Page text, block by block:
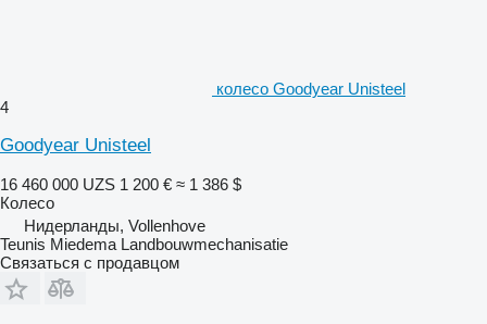
колесо Goodyear Unisteel
4
Goodyear Unisteel
16 460 000 UZS 1 200 € ≈ 1 386 $
Колесо
Нидерланды, Vollenhove
Teunis Miedema Landbouwmechanisatie
Связаться с продавцом